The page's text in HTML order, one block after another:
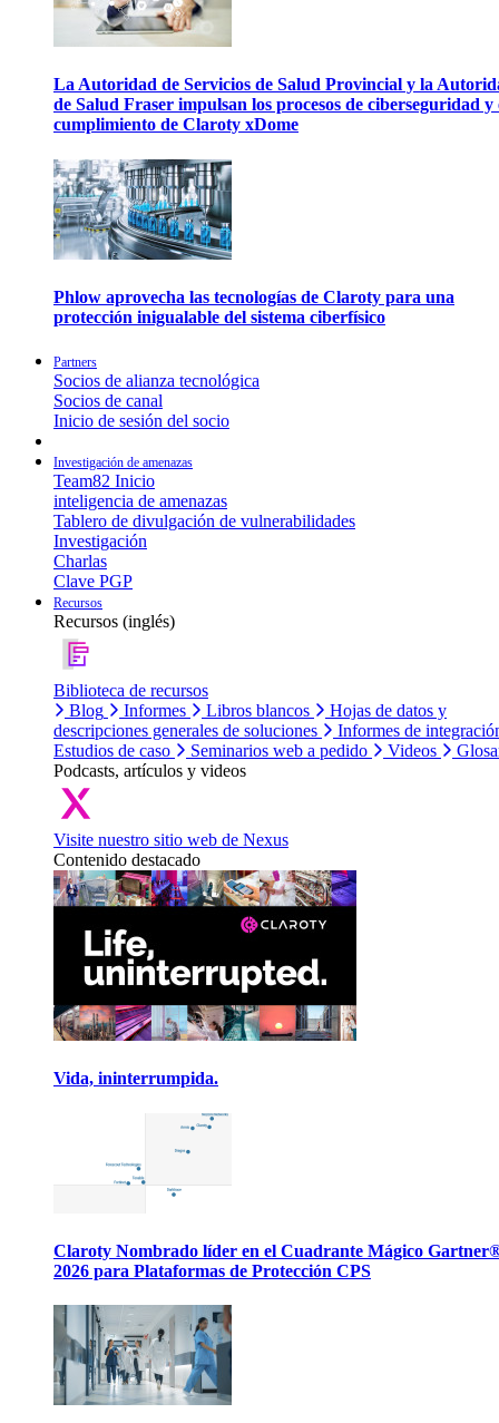
La Autoridad de Servicios de Salud Provincial y la
de Salud Fraser impulsan los procesos de ciberseguridad y
cumplimiento de Claroty xDome
Phlow aprovecha las tecnologías de Claroty para una
protección inigualable del sistema ciberfísico
Partners
Socios de alianza tecnológica
Socios de canal
Inicio de sesión del socio
Investigación de amenazas
Team82 Inicio
inteligencia de amenazas
Tablero de divulgación de vulnerabilidades
Investigación
Charlas
Clave PGP
Recursos
Recursos (inglés)
Biblioteca de recursos
Blog
Informes Libros blancos
Hojas de datos y
descripciones generales de soluciones
Informes de
Estudios de caso
Seminarios web a pedido Videos
Podcasts, artículos y videos
Visite nuestro sitio web de Nexus
Contenido destacado
Vida, ininterrumpida.
Claroty Nombrado líder en el Cuadrante Mágico
2026 para Plataformas de Protección CPS